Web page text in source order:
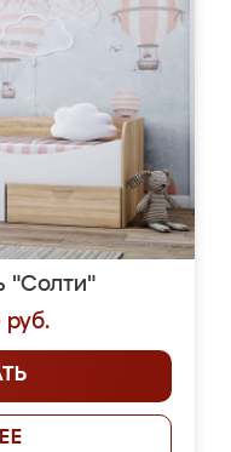
"Солти"
руб.